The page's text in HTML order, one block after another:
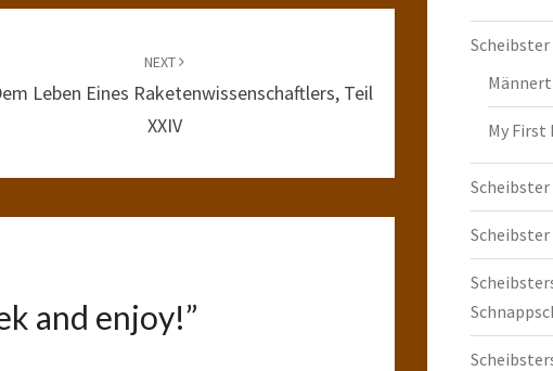
NEXT
Leben Eines Raketenwissenschaftlers, Teil
XXIV
and enjoy!”
My First